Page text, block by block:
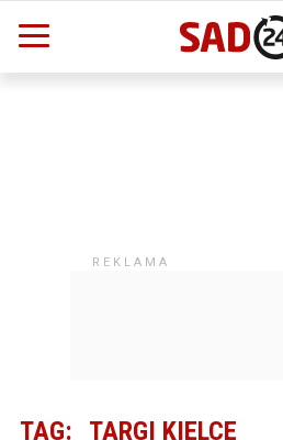
TAG: TARGI KIELCE